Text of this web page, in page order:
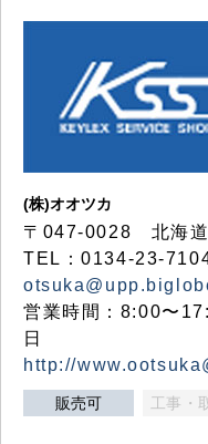
(株)オオツカ
〒047-0028 北海道
TEL：0134-23-
営業時間：8:00〜
日
http://
販売可 工事・